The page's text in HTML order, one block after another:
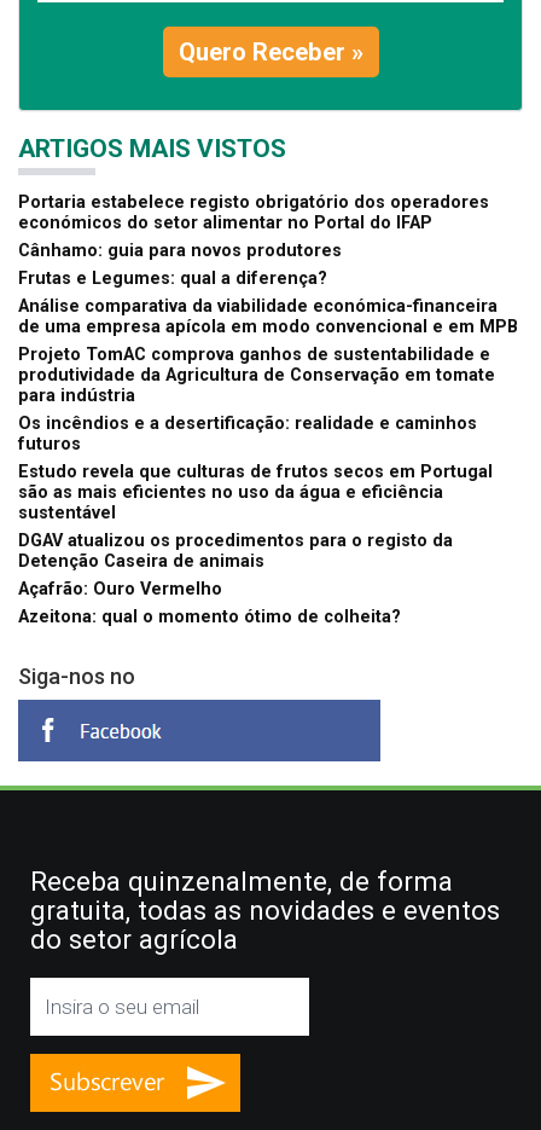
Quero Receber »
ARTIGOS MAIS VISTOS
Portaria estabelece registo obrigatório dos operadores
económicos do setor alimentar no Portal do IFAP
Cânhamo: guia para novos produtores
Frutas e Legumes: qual a diferença?
Análise comparativa da viabilidade económica-financeira
de uma empresa apícola em modo convencional e em MPB
Projeto TomAC comprova ganhos de sustentabilidade e
produtividade da Agricultura de Conservação em tomate
para indústria
Os incêndios e a desertificação: realidade e caminhos
futuros
Estudo revela que culturas de frutos secos em Portugal
são as mais eficientes no uso da água e eficiência
sustentável
DGAV atualizou os procedimentos para o registo da
Detenção Caseira de animais
Açafrão: Ouro Vermelho
Azeitona: qual o momento ótimo de colheita?
Siga-nos no
Receba quinzenalmente, de forma
gratuita, todas as novidades e eventos
do setor agrícola